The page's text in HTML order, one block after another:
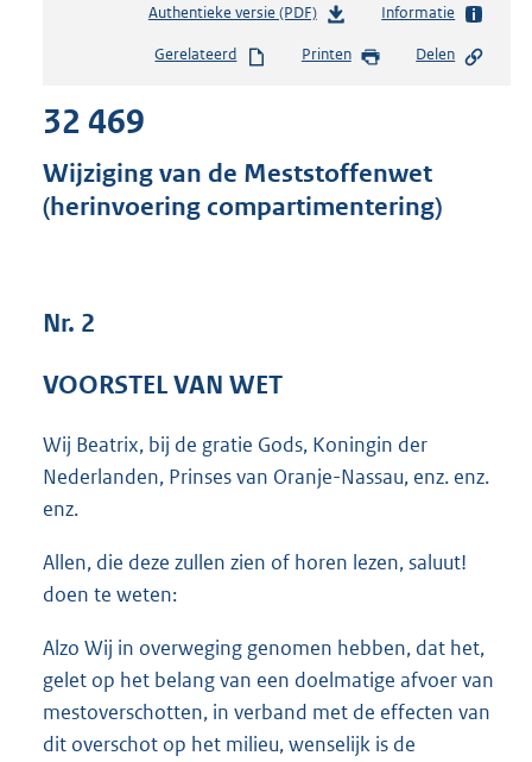
Authentieke versie (PDF)b
s
d
s
g
3
b
Informatie
Gerelateerd Printen Delen
32 469
Wijziging van de Meststoffenwet
(herinvoering compartimentering)
Nr. 2
VOORSTEL VAN WET
Wij Beatrix, bij de gratie Gods, Koningin der
Nederlanden, Prinses van Oranje-Nassau, enz. enz.
enz.
Allen, die deze zullen zien of horen lezen, saluut!
doen te weten:
Alzo Wij in overweging genomen hebben, dat het,
gelet op het belang van een doelmatige afvoer van
mestoverschotten, in verband met de effecten van
dit overschot op het milieu, wenselijk is de